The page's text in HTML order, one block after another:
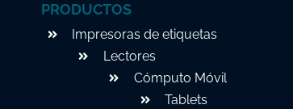
PRODUCTOS
Impresoras de etiquetas
Lectores
Cómputo Móvil
Tablets